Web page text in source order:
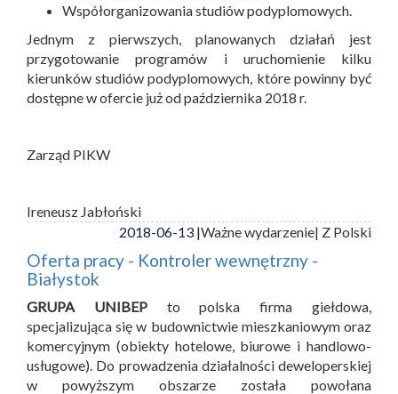
Współorganizowania studiów podyplomowych.
Jednym z pierwszych, planowanych działań jest
przygotowanie programów i uruchomienie kilku
kierunków studiów podyplomowych, które powinny być
dostępne w ofercie już od października 2018 r.
Zarząd PIKW
Ireneusz Jabłoński
2018-06-13 |Ważne wydarzenie| Z Polski
Oferta pracy - Kontroler wewnętrzny -
Białystok
GRUPA UNIBEPto polska firma giełdowa,
specjalizująca się w budownictwie mieszkaniowym oraz
komercyjnym (obiekty hotelowe, biurowe i handlowo-
usługowe). Do prowadzenia działalności deweloperskiej
w powyższym obszarze została powołana